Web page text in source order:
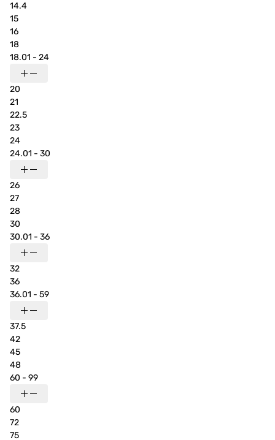
14.4
15
16
18
18.01 - 24
20
21
22.5
23
24
24.01 - 30
26
27
28
30
30.01 - 36
32
36
36.01 - 59
37.5
42
45
48
60 - 99
60
72
75